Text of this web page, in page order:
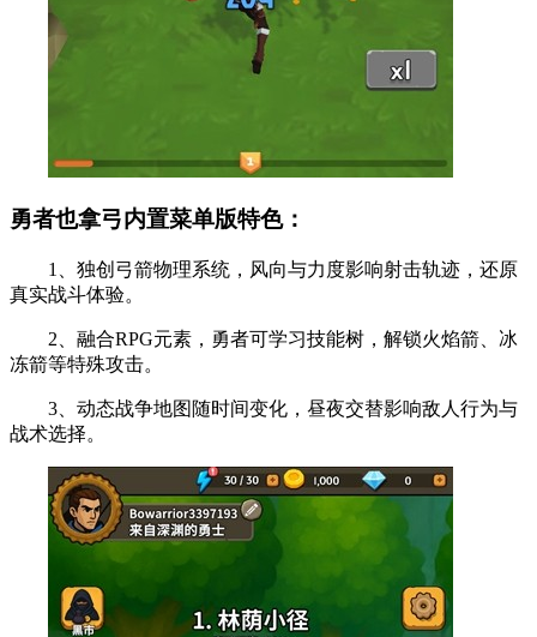
勇者也拿弓内置菜单版特色：
1、独创弓箭物理系统，风向与力度影响射击轨迹，还原
真实战斗体验。
2、融合RPG元素，勇者可学习技能树，解锁火焰箭、冰
冻箭等特殊攻击。
3、动态战争地图随时间变化，昼夜交替影响敌人行为与
战术选择。